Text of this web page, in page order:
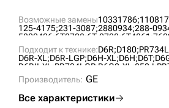
Возможные замены10331786;
125-4175;231-3087;2880934;288-
5802406;6T0728;6T-0728;6T4861;
A01060L0M00;
A1069H1M00;
UF189C2T;UF189C4T;VA0106L0;
Подходит к технике:D6R;D180;
D6R-XL;D6R-LGP;D6H-XL;D6H;D6T;
D6RII-XL;PR734LGP;D6G2-XL;850J;
D6RDSIII;
D6H-XR;CASE2050M;
Производитель: GE
Все характеристики